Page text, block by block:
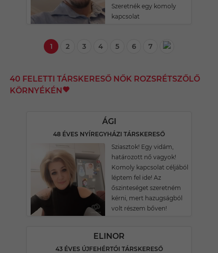
Szeretnék egy komoly
kapcsolat
1 2 3 4 5 6 7
40 FELETTI TÁRSKERESŐ NŐK ROZSRÉTSZŐLŐ
KÖRNYÉKÉN
ÁGI
48 ÉVES NYÍREGYHÁZI TÁRSKERESŐ
Sziasztok! Egy vidám,
határozott nő vagyok!
Komoly kapcsolat céljából
léptem fel ide! Az
őszinteséget szeretném
kérni, mert hazugságból
volt részem bőven!
ELINOR
43 ÉVES ÚJFEHÉRTÓI TÁRSKERESŐ